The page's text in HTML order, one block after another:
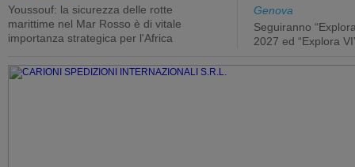
Youssouf: la sicurezza delle rotte
marittime nel Mar Rosso è di vitale
importanza strategica per l'Africa
Genova
Seguiranno
2027 ed “Explora